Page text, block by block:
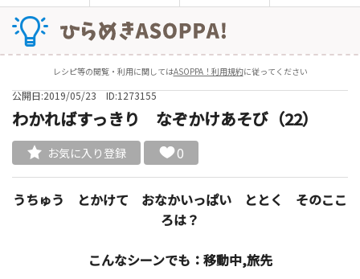
レシピ等の閲覧・利用に関してはASOPPA！利用規約に従ってください
公開日:2019/05/23 ID:1273155
わかればすっきり なぞかけあそび（22）
お気に入り登録 0
うちゅう とかけて おなかいっぱい ととく そのここ
ろは？
こんなシーンでも：移動中,旅先